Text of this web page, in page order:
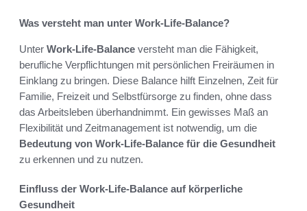
Was versteht man unter Work-Life-Balance?
Unter Work-Life-Balance versteht man die Fähigkeit,
berufliche Verpflichtungen mit persönlichen Freiräumen in
Einklang zu bringen. Diese Balance hilft Einzelnen, Zeit für
Familie, Freizeit und Selbstfürsorge zu finden, ohne dass
das Arbeitsleben überhandnimmt. Ein gewisses Maß an
Flexibilität und Zeitmanagement ist notwendig, um die
Bedeutung von Work-Life-Balance für die Gesundheit
zu erkennen und zu nutzen.
Einfluss der Work-Life-Balance auf körperliche
Gesundheit